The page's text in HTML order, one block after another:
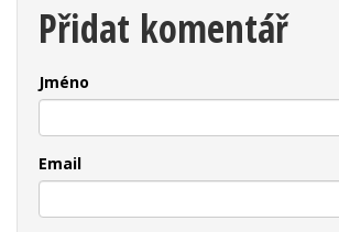
Přidat komentář
Jméno
Email